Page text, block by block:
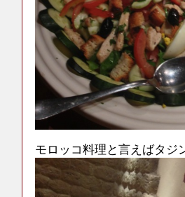
モロッコ料理と言えばタジ